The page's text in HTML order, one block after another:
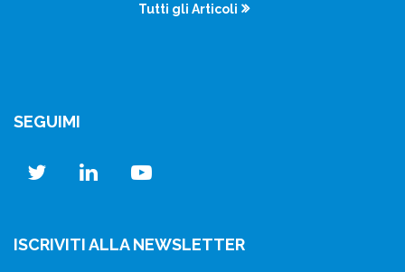
Tutti gli Articoli
SEGUIMI
twitterlinkedinyoutube
ISCRIVITI ALLA NEWSLETTER